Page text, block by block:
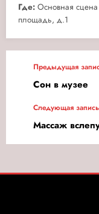
Где: Основная сцена
площадь, д.1
Предыдущая
Сон в музее
Следующая запись
Массаж